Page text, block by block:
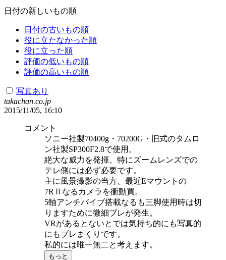
日付の新しいもの順
日付の古いもの順
役に立たなかった順
役に立った順
評価の低いもの順
評価の高いもの順
写真あり
takachan.co.jp
2015/11/05, 16:10
コメント
ソニー社製70400g・70200G・旧式のタムロ
ン社製SP300F2.8で使用。
絶大な威力を発揮。特にズームレンズでの
テレ側には必ず必要です。
主に風景撮影の当方、最近Eマウントの
7RⅡなるカメラを衝動買。
5軸アンチバイブ搭載なるも三脚使用時は切
りますために微細ブレが発生。
VRがあるとないとでは気持ち的にも写真的
にもブレまくりです。
私的には唯一無二と考えます。
もっと